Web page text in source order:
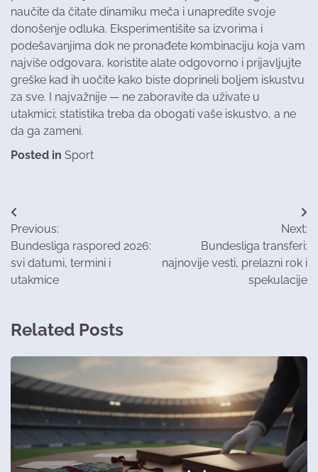
naučite da čitate dinamiku meča i unapredite svoje
donošenje odluka. Eksperimentišite sa izvorima i
podešavanjima dok ne pronađete kombinaciju koja vam
najviše odgovara, koristite alate odgovorno i prijavljujte
greške kad ih uočite kako biste doprineli boljem iskustvu
za sve. I najvažnije — ne zaboravite da uživate u
utakmici; statistika treba da obogati vaše iskustvo, a ne
da ga zameni.
Posted in Sport
Post
navigation
Previous:
Bundesliga raspored 2026:
svi datumi, termini i
utakmice
Next:
Bundesliga transferi:
najnovije vesti, prelazni rok i
spekulacije
Related Posts